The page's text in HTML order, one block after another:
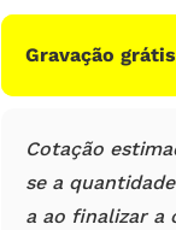
Gravação grátis
Cotação
se a
a ao finalizar a